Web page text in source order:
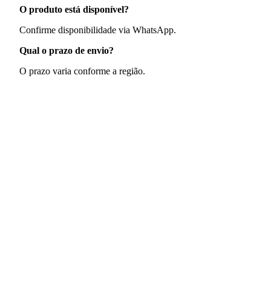
O produto está disponível?
Confirme disponibilidade via WhatsApp.
Qual o prazo de envio?
O prazo varia conforme a região.